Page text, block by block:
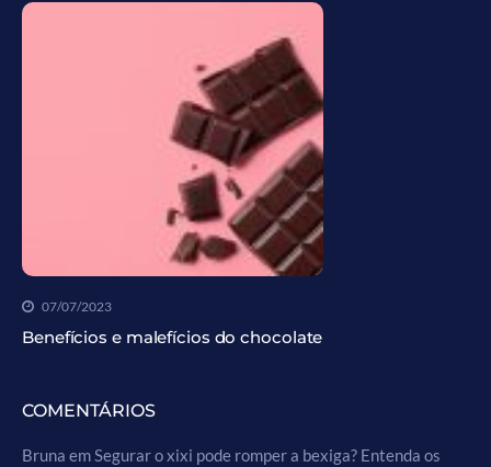
07/07/2023
Benefícios e malefícios do chocolate
COMENTÁRIOS
Bruna emSegurar o xixi pode romper a bexiga? Entenda os